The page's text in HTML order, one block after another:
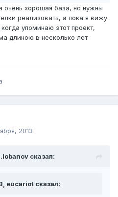
хорошая база, но нужны
реализовать, а пока я вижу
упоминаю этот проект,
длиною в несколько лет
2013
сказал:
eucariot сказал: